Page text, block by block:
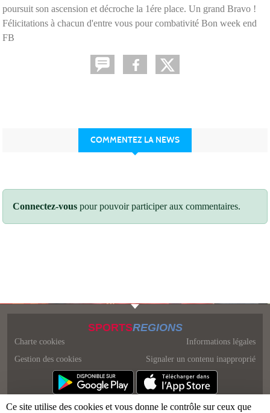
poursuit son ascension et décroche la 1ére place. Un grand Bravo !
Félicitations à chacun d'entre vous pour combativité Bon week end
FB
COMMENTEZ LA NEWS
Connectez-vous pour pouvoir participer aux commentaires.
SPORTSREGIONS
Charte cookies
Gestion des cookies
Informations légales
Signaler un contenu inapproprié
Ce site utilise des cookies et vous donne le contrôle sur ceux que